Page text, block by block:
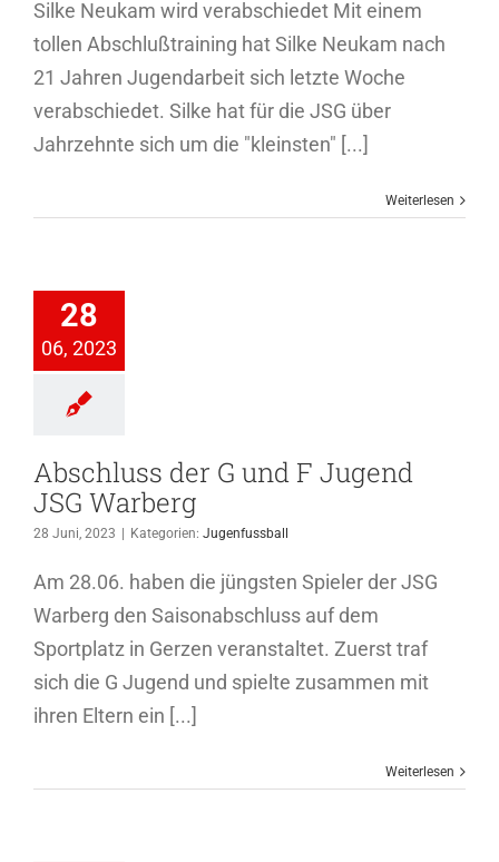
Silke Neukam wird verabschiedet Mit einem
tollen Abschlußtraining hat Silke Neukam nach
21 Jahren Jugendarbeit sich letzte Woche
verabschiedet. Silke hat für die JSG über
Jahrzehnte sich um die "kleinsten" [...]
Weiterlesen
28
06, 2023
Jugend
Warberg
Abschluss der G und F Jugend
JSG Warberg
28 Juni, 2023 Kategorien: Jugenfussball
Am 28.06. haben die jüngsten Spieler der JSG
Warberg den Saisonabschluss auf dem
Sportplatz in Gerzen veranstaltet. Zuerst traf
sich die G Jugend und spielte zusammen mit
ihren Eltern ein [...]
Weiterlesen